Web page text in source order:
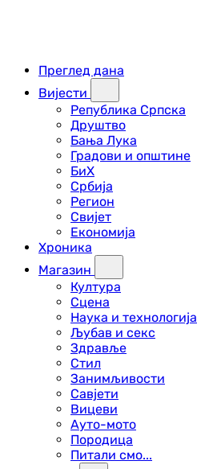
Преглед дана
Вијести
Република Српска
Друштво
Бања Лука
Градови и општине
БиХ
Србија
Регион
Свијет
Економија
Хроника
Магазин
Култура
Сцена
Наука и технологија
Љубав и секс
Здравље
Стил
Занимљивости
Савјети
Вицеви
Ауто-мото
Породица
Питали смо...